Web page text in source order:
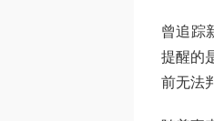
曾追踪
提醒的
前无法